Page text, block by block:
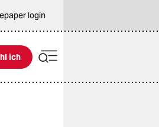
epaper login
ich